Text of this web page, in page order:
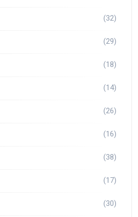
(32)
(29)
(18)
(14)
(26)
(16)
(38)
(17)
(30)